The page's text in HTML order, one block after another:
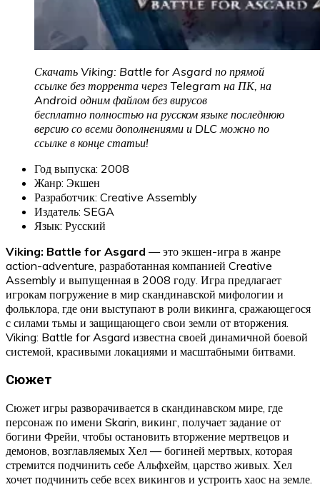
Скачать Viking: Battle for Asgard по прямой
ссылке без торрента через Telegram на ПК, на
Android одним файлом без вирусов
бесплатно полностью на русском языке последнюю
версию со всеми дополнениями и DLC можно по
ссылке в конце статьи!
Год выпуска: 2008
Жанр: Экшен
Разработчик: Creative Assembly
Издатель: SEGA
Язык: Русский
Viking: Battle for Asgard — это экшен-игра в жанре
action-adventure, разработанная компанией Creative
Assembly и выпущенная в 2008 году. Игра предлагает
игрокам погружение в мир скандинавской мифологии и
фольклора, где они выступают в роли викинга, сражающегося
с силами тьмы и защищающего свои земли от вторжения.
Viking: Battle for Asgard известна своей динамичной боевой
системой, красивыми локациями и масштабными битвами.
Сюжет
Сюжет игры разворачивается в скандинавском мире, где
персонаж по имени Skarin, викинг, получает задание от
богини Фрейи, чтобы остановить вторжение мертвецов и
демонов, возглавляемых Хел — богиней мертвых, которая
стремится подчинить себе Альфхейм, царство живых. Хел
хочет подчинить себе всех викингов и устроить хаос на земле.